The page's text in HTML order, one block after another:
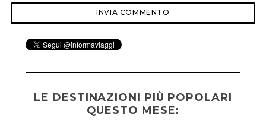
LE DESTINAZIONI PIÙ POPOLARI
QUESTO MESE: